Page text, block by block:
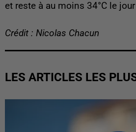
et reste à au moins 34°C le
Crédit : Nicolas Chacun
LES ARTICLES LES